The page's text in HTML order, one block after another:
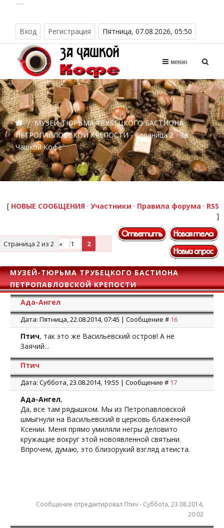
Вход Регистрация Пятница, 07.08.2026, 05:50
меню
/ МУЗЕЙ-ТЮРЬМА ТРУБЕЦКОГО БАСТИОНА
ПЕТРОПАВЛОВСКОЙ КРЕПОСТИ - Страница 2 - За
Чашкой Кофе
[ НОВЫЕ СООБЩЕНИЯ · Участники · Правила форума · RSS
]
Страница 2из 2 « 1 2
МУЗЕЙ-ТЮРЬМА ТРУБЕЦКОГО БАСТИОНА
ПЕТРОПАВЛОВСКОЙ КРЕПОСТИ
Ада-Ангел
Дата: Пятница, 22.08.2014, 07:45 | Сообщение # 16
Птич, так это же Васильевский остров! А не
Заячий...
Птич
Дата: Суббота, 23.08.2014, 19:55 | Сообщение # 17
Ада-Ангел,
Да, все там рядышком. Мы из Петропавловской
шмыгнули на Васильевский в церковь блаженной
Ксении. Меня прямо умиляли негры деловито
кружащие вокруг этой новоявленной святыни.
Впрочем, думаю, это близорукий взгляд атеиста.
Сообщение отредактировал Птич - Суббота, 23.08.2014,
20:02